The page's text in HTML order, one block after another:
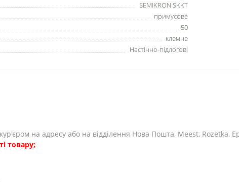
SEMIKRON SKKT
примусове
50
клемне
Настінно-підлогові
на адресу або на відділення Нова Пошта, Meest, Rozetka,
товару;